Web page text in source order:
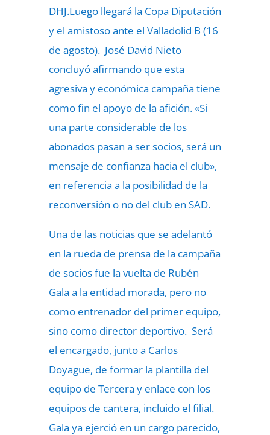
DHJ.Luego llegará la Copa Diputación
y el amistoso ante el Valladolid B (16
de agosto). José David Nieto
concluyó afirmando que esta
agresiva y económica campaña tiene
como fin el apoyo de la afición. «Si
una parte considerable de los
abonados pasan a ser socios, será un
mensaje de confianza hacia el club»,
en referencia a la posibilidad de la
reconversión o no del club en SAD.
Una de las noticias que se adelantó
en la rueda de prensa de la campaña
de socios fue la vuelta de Rubén
Gala a la entidad morada, pero no
como entrenador del primer equipo,
sino como director deportivo. Será
el encargado, junto a Carlos
Doyague, de formar la plantilla del
equipo de Tercera y enlace con los
equipos de cantera, incluido el filial.
Gala ya ejerció en un cargo parecido,